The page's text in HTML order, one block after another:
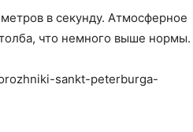
в секунду. Атмосферное
что немного выше нормы.
sankt-peterburga-